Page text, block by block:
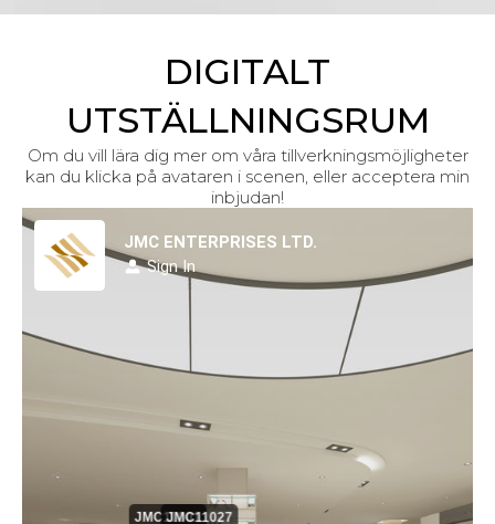
DIGITALT
UTSTÄLLNINGSRUM
Om du vill lära dig mer om våra tillverkningsmöjligheter
kan du klicka på avataren i scenen, eller acceptera min
inbjudan!